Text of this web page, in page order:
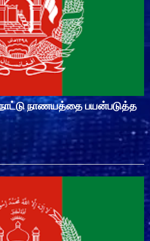
நாணயத்தை பயன்படுத்த